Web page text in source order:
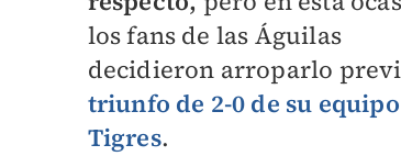
los fans de las Águilas
decidieron arroparlo
triunfo de 2-0 de su
Tigres.